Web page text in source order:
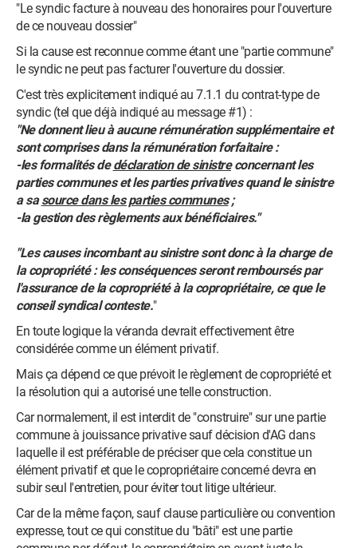
"Le syndic facture à nouveau des honoraires pour l'ouverture
de ce nouveau dossier"
Si la cause est reconnue comme étant une "partie commune"
le syndic ne peut pas facturer l'ouverture du dossier.
C'est très explicitement indiqué au 7.1.1 du contrat-type de
syndic (tel que déjà indiqué au message #1) :
"Ne donnent lieu à aucune rémunération supplémentaire et
sont comprises dans la rémunération forfaitaire :
-les formalités dedéclaration de sinistreconcernant les
parties communes et les parties privatives quand le sinistre
a sasource dans les parties communes;
-la gestion des règlements aux bénéficiaires."
"Les causes incombant au sinistre sont donc à la charge de
la copropriété : les conséquences seront remboursés par
l'assurance de la copropriété à la copropriétaire, ce que le
conseil syndical conteste."
En toute logique la véranda devrait effectivement être
considérée comme un élément privatif.
Mais ça dépend ce que prévoit le règlement de copropriété et
la résolution qui a autorisé une telle construction.
Car normalement, il est interdit de "construire" sur une partie
commune à jouissance privative sauf décision d'AG dans
laquelle il est préférable de préciser que cela constitue un
élément privatif et que le copropriétaire concerné devra en
subir seul l'entretien, pour éviter tout litige ultérieur.
Car de la même façon, sauf clause particulière ou convention
expresse, tout ce qui constitue du "bâti" est une partie